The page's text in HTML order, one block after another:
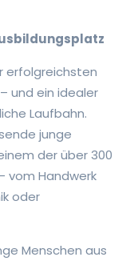
erfolgreichsten
und ein idealer
Laufbahn.
junge
der über 300
vom Handwerk
oder
Menschen aus